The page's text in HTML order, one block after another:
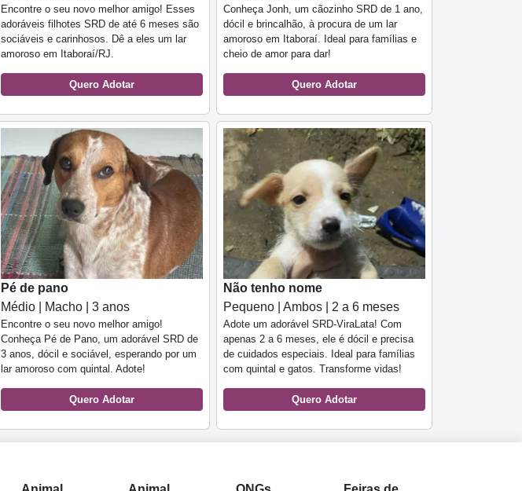
Encontre o seu novo melhor amigo! Esses
adoráveis filhotes SRD de até 6 meses são
sociáveis e carinhosos. Dê a eles um lar
amoroso em Itaboraí/RJ.
Quero Adotar
Conheça Jonh, um cãozinho SRD de 1 ano,
dócil e brincalhão, à procura de um lar
amoroso em Itaboraí. Ideal para famílias e
cheio de amor para dar!
Quero Adotar
Pé de pano
Médio | Macho | 3 anos
Encontre o seu novo melhor amigo!
Conheça Pé de Pano, um adorável SRD de
3 anos, dócil e sociável, esperando por um
lar amoroso com quintal. Adote!
Quero Adotar
Não tenho nome
Pequeno | Ambos | 2 a 6 meses
Adote um adorável SRD-ViraLata! Com
apenas 2 a 6 meses, ele é dócil e precisa
de cuidados especiais. Ideal para famílias
com quintal e gatos. Transforme vidas!
Quero Adotar